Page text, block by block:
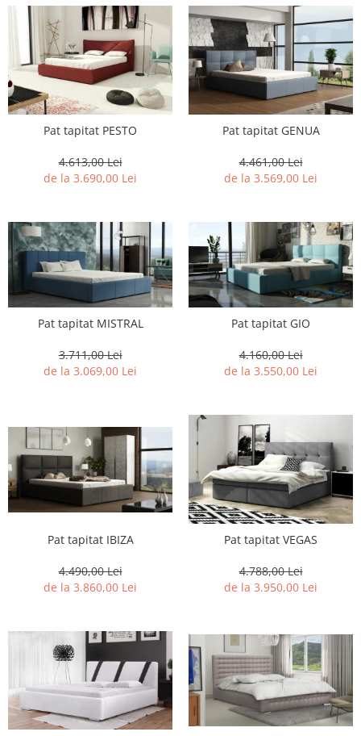
Pat tapitat PESTO
4.613,00 Lei
de la 3.690,00 Lei
Pat tapitat GENUA
4.461,00 Lei
de la 3.569,00 Lei
Pat tapitat MISTRAL
3.711,00 Lei
de la 3.069,00 Lei
Pat tapitat GIO
4.160,00 Lei
de la 3.550,00 Lei
Pat tapitat IBIZA
4.490,00 Lei
de la 3.860,00 Lei
Pat tapitat VEGAS
4.788,00 Lei
de la 3.950,00 Lei